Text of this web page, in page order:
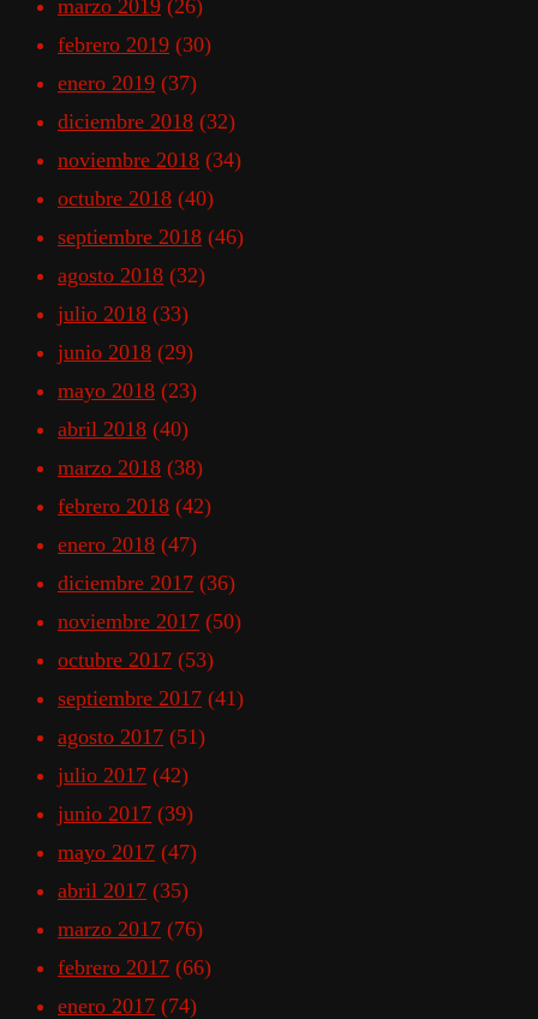
marzo 2019 (26)
febrero 2019 (30)
enero 2019 (37)
diciembre 2018 (32)
noviembre 2018 (34)
octubre 2018 (40)
septiembre 2018 (46)
agosto 2018 (32)
julio 2018 (33)
junio 2018 (29)
mayo 2018 (23)
abril 2018 (40)
marzo 2018 (38)
febrero 2018 (42)
enero 2018 (47)
diciembre 2017 (36)
noviembre 2017 (50)
octubre 2017 (53)
septiembre 2017 (41)
agosto 2017 (51)
julio 2017 (42)
junio 2017 (39)
mayo 2017 (47)
abril 2017 (35)
marzo 2017 (76)
febrero 2017 (66)
enero 2017 (74)